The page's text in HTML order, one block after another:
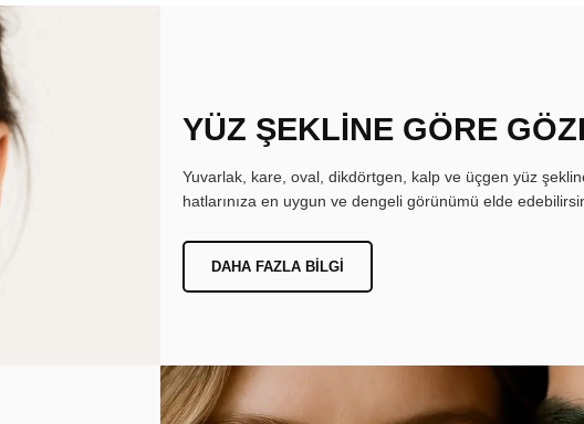
YÜZ ŞEKLİNE GÖRE
Yuvarlak, kare, oval, dikdörtgen, kalp ve üçgen yüz
hatlarınıza en uygun ve dengeli görünümü elde
DAHA FAZLA BILGI